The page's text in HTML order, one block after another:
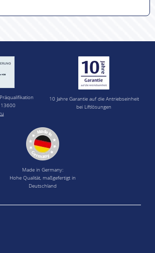
10 Jahre Garantie auf die Antriebseinheit
bei Liftlösungen
Made in Germany:
Hohe Qualität, maßgefertigt in
Deutschland